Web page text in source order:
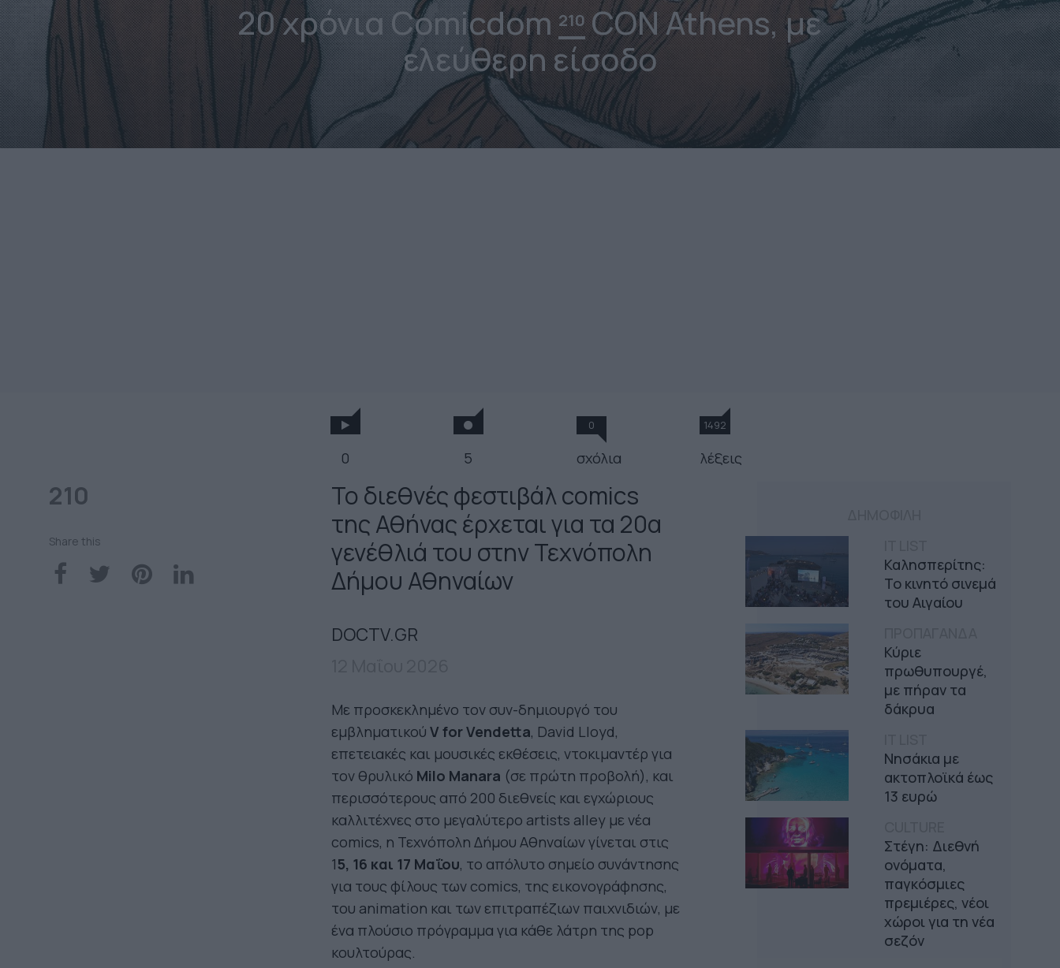
20 χρόνια Comicdom210CON Athens, με
ελεύθερη είσοδο
0 5
0
σχόλια
1492
λέξεις
210
Share this
Καλησπερίτης:
Το κινητό σινεμά
του Αιγαίου
Κύριε
πρωθυπουργέ,
με πήραν τα
δάκρυα
Νησάκια με
ακτοπλοϊκά έως
13 ευρώ
Στέγη: Διεθνή
ονόματα,
παγκόσμιες
πρεμιέρες, νέοι
χώροι για τη νέα
σεζόν
Το διεθνές φεστιβάλ comics
της Αθήνας έρχεται για τα 20α
γενέθλιά του στην Τεχνόπολη
Δήμου Αθηναίων
DOCTV.GR
Mε προσκεκλημένο τον συν-δημιουργό του
εμβληματικού V for Vendetta, David Lloyd,
επετειακές και μουσικές εκθέσεις, ντοκιμαντέρ για
τον θρυλικό Milo Manara (σε πρώτη προβολή), και
περισσότερους από 200 διεθνείς και εγχώριους
καλλιτέχνες στο μεγαλύτερο artists alley με νέα
comics, η Τεχνόπολη Δήμου Αθηναίων γίνεται στις
15, 16 και 17 Μαΐου, το απόλυτο σημείο συνάντησης
για τους φίλους των comics, της εικονογράφησης,
του animation και των επιτραπέζιων παιχνιδιών, με
ένα πλούσιο πρόγραμμα για κάθε λάτρη της pop
κουλτούρας.